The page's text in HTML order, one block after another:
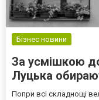
Бізнес новини
За усмішкою
Луцька
Попри всі складнощі